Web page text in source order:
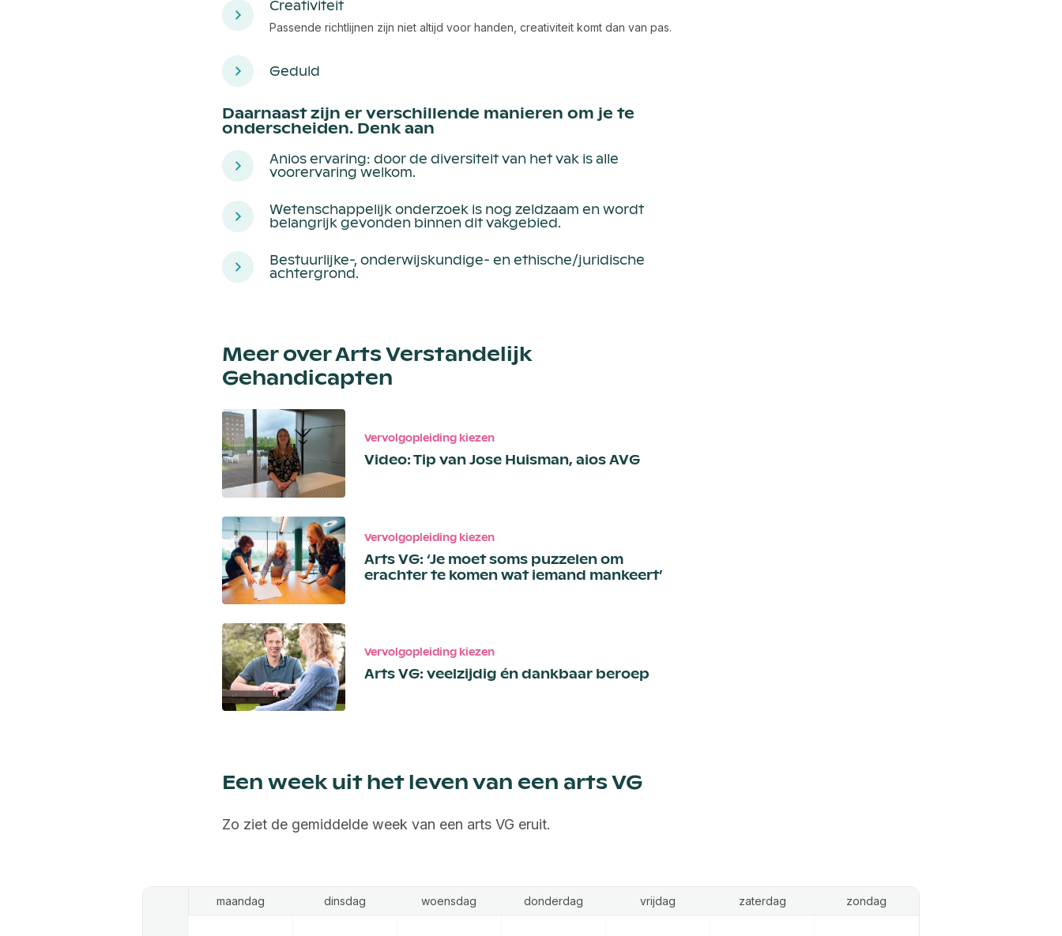
Creativiteit
Passende richtlijnen zijn niet altijd voor handen, creativiteit komt dan van pas.
Geduld
Daarnaast zijn er verschillende manieren om je te
onderscheiden. Denk aan
Anios ervaring: door de diversiteit van het vak is alle
voorervaring welkom.
Wetenschappelijk onderzoek is nog zeldzaam en wordt
belangrijk gevonden binnen dit vakgebied.
Bestuurlijke-, onderwijskundige- en ethische/juridische
achtergrond.
Meer over Arts Verstandelijk
Gehandicapten
Vervolgopleiding kiezen
Video: Tip van Jose Huisman, aios AVG
Vervolgopleiding kiezen
Arts VG: ‘Je moet soms puzzelen om
erachter te komen wat iemand mankeert’
Vervolgopleiding kiezen
Arts VG: veelzijdig én dankbaar beroep
Een week uit het leven van een arts VG
Zo ziet de gemiddelde week van een arts VG eruit.
maandag dinsdag woensdag donderdag vrijdag zaterdag zondag